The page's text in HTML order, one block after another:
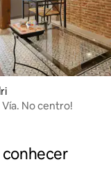
No centro!
conhecer